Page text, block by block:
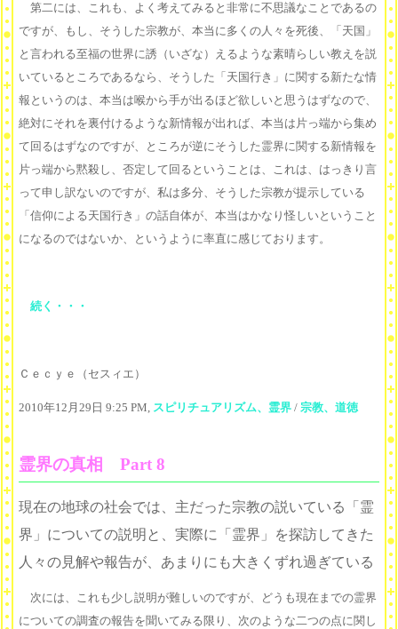
第二には、これも、よく考えてみると非常に不思議なことであるの
ですが、もし、そうした宗教が、本当に多くの人々を死後、「天国」
と言われる至福の世界に誘（いざな）えるような素晴らしい教えを説
いているところであるなら、そうした「天国行き」に関する新たな情
報というのは、本当は喉から手が出るほど欲しいと思うはずなので、
絶対にそれを裏付けるような新情報が出れば、本当は片っ端から集め
て回るはずなのですが、ところが逆にそうした霊界に関する新情報を
片っ端から黙殺し、否定して回るということは、これは、はっきり言
って申し訳ないのですが、私は多分、そうした宗教が提示している
「信仰による天国行き」の話自体が、本当はかなり怪しいということ
になるのではないか、というように率直に感じております。
続く・・・
Ｃｅｃｙｅ（セスィエ）
2010年12月29日 9:25 PM, スピリチュアリズム、霊界 / 宗教、道徳
霊界の真相 Part 8
現在の地球の社会では、主だった宗教の説いている「霊
界」についての説明と、実際に「霊界」を探訪してきた
人々の見解や報告が、あまりにも大きくずれ過ぎている
次には、これも少し説明が難しいのですが、どうも現在までの霊界
についての調査の報告を聞いてみる限り、次のような二つの点に関し